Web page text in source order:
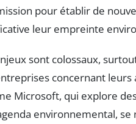
pour établir de
leur empreinte
sont colossaux,
concernant
Microsoft, qui explore
environnemental,